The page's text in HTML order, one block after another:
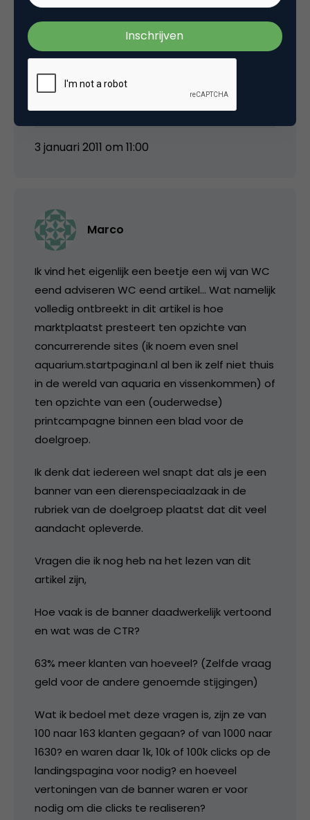
laat zien zijn vrij logisch en niet zo spannend,
maar hoe zit het met je ROI?
Zijn die 63% meer klanten allemaal getracked
3 januari 2011 om 11:00
Marco
Ik vind het eigenlijk een beetje een wij van WC
eend adviseren WC eend artikel… Wat namelijk
volledig ontbreekt in dit artikel is hoe
marktplaatst presteert ten opzichte van
concurrerende sites (ik noem even snel
aquarium.startpagina.nl al ben ik zelf niet thuis
in de wereld van aquaria en vissenkommen) of
ten opzichte van een (ouderwedse)
printcampagne binnen een blad voor de
doelgroep.
Ik denk dat iedereen wel snapt dat als je een
banner van een dierenspeciaalzaak in de
rubriek van de doelgroep plaatst dat dit veel
aandacht opleverde.
Vragen die ik nog heb na het lezen van dit
artikel zijn,
Hoe vaak is de banner daadwerkelijk vertoond
en wat was de CTR?
63% meer klanten van hoeveel? (Zelfde vraag
geld voor de andere genoemde stijgingen)
Wat ik bedoel met deze vragen is, zijn ze van
100 naar 163 klanten gegaan? of van 1000 naar
1630? en waren daar 1k, 10k of 100k clicks op de
landingspagina voor nodig? en hoeveel
vertoningen van de banner waren er voor
nodig om die clicks te realiseren?